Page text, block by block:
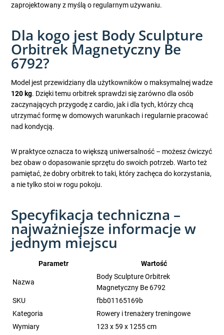
zaprojektowany z myślą o regularnym używaniu.
Dla kogo jest Body Sculpture
Orbitrek Magnetyczny Be
6792?
Model jest przewidziany dla użytkowników o maksymalnej wadze
120 kg. Dzięki temu orbitrek sprawdzi się zarówno dla osób
zaczynających przygodę z cardio, jak i dla tych, którzy chcą
utrzymać formę w domowych warunkach i regularnie pracować
nad kondycją.
W praktyce oznacza to większą uniwersalność – możesz ćwiczyć
bez obaw o dopasowanie sprzętu do swoich potrzeb. Warto też
pamiętać, że dobry orbitrek to taki, który zachęca do korzystania,
a nie tylko stoi w rogu pokoju.
Specyfikacja techniczna –
najważniejsze informacje w
jednym miejscu
Parametr Wartość
Nazwa
Body Sculpture Orbitrek
Magnetyczny Be 6792
SKU
fbb01165169b
Kategoria
Rowery i trenażery treningowe
Wymiary
123 x 59 x 1255 cm